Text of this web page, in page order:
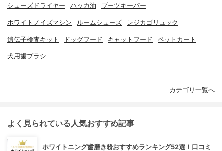
シューズドライヤー ハッカ油 ブーツキーパー
ホワイトノイズマシン ルームシューズ レジカゴリュック
遺伝子検査キット ドッグフード キャットフード ペットカート
犬用歯ブラシ
カテゴリ一覧へ
よく見られている人気おすすめ記事
ホワイトニング歯磨き粉おすすめランキング52選！口コミ